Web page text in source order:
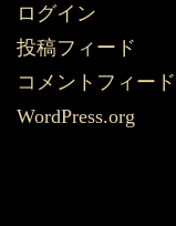
ログイン
投稿フィード
コメントフィード
WordPress.org